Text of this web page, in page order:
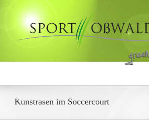
Kunstrasen im Soccercourt